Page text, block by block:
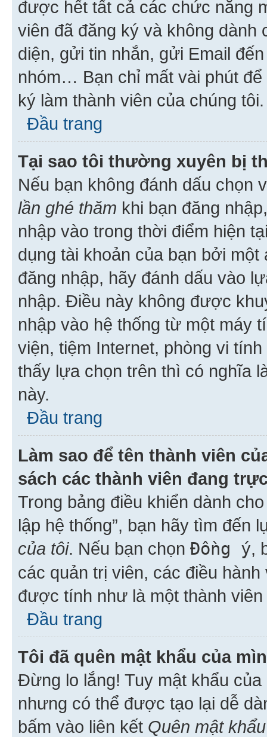
được hết tất cả các chức năng
viên đã đăng ký và không
diện, gửi tin nhắn, gửi Email
nhóm… Bạn chỉ mất vài phút
ký làm thành viên của chúng tôi.
Đầu trang
Tại sao tôi thường xuyên bị
Nếu bạn không đánh dấu chọn
lần ghé thăm khi bạn đăng
nhập vào trong thời điểm hiện
dụng tài khoản của bạn bởi
đăng nhập, hãy đánh dấu vào
nhập. Điều này không được
nhập vào hệ thống từ một máy
viện, tiệm Internet, phòng vi
thấy lựa chọn trên thì có nghĩa
này.
Đầu trang
Làm sao để tên thành viên
sách các thành viên đang
Trong bảng điều khiển dành
lập hệ thống”, bạn hãy tìm đến
của tôi. Nếu bạn chọn Đồng ý,
các quản trị viên, các điều
được tính như là một thành viên
Đầu trang
Tôi đã quên mật khẩu của
Đừng lo lắng! Tuy mật khẩu
nhưng có thể được tạo lại dễ
bấm vào liên kết Quên mật khẩu